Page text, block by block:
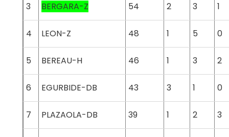
3 BERGARA-Z 54 2 3 1
4 LEON-Z 48 1 5 0
5 BEREAU-H 46 1 3 2
6 EGURBIDE-DB 43 3 1 0
7 PLAZAOLA-DB 39 1 2 3